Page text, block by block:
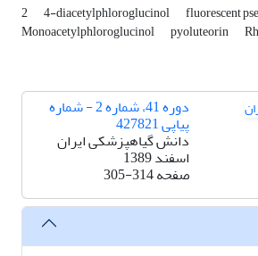
2 4-diacetylphloroglucinol fluorescent
Monoacetylphloroglucinol pyoluteorin
دوره 41، شماره 2 - شماره
پیاپی 427821
دانش گیاهپزشکی ایران
اسفند 1389
صفحه305-314